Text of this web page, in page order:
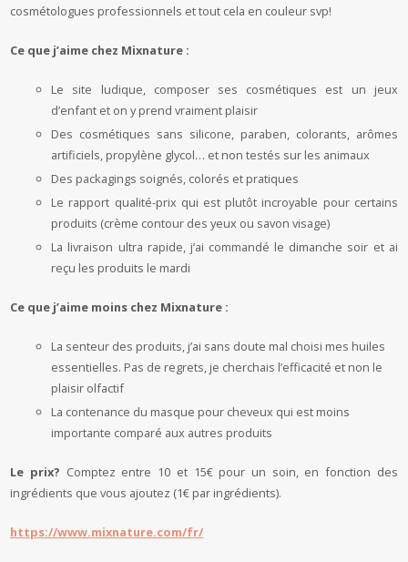
cosmétologues professionnels et tout cela en couleur svp!
Ce que j’aime chez Mixnature :
Le site ludique, composer ses cosmétiques est un jeux
d’enfant et on y prend vraiment plaisir
Des cosmétiques sans silicone, paraben, colorants, arômes
artificiels, propylène glycol… et non testés sur les animaux
Des packagings soignés, colorés et pratiques
Le rapport qualité-prix qui est plutôt incroyable pour certains
produits (crème contour des yeux ou savon visage)
La livraison ultra rapide, j’ai commandé le dimanche soir et ai
reçu les produits le mardi
Ce que j’aime moins chez Mixnature :
La senteur des produits, j’ai sans doute mal choisi mes huiles
essentielles. Pas de regrets, je cherchais l’efficacité et non le
plaisir olfactif
La contenance du masque pour cheveux qui est moins
importante comparé aux autres produits
Le prix? Comptez entre 10 et 15€ pour un soin, en fonction des
ingrédients que vous ajoutez (1€ par ingrédients).
https://www.mixnature.com/fr/